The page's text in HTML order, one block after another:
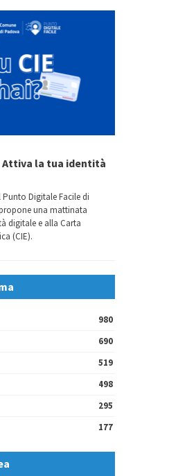
Attiva la tua identità
Digitale Facile di
una mattinata
digitale e alla Carta
(CIE).
980
690
519
498
295
177